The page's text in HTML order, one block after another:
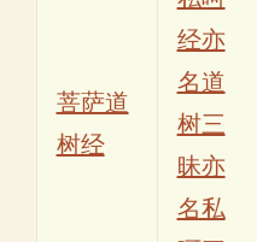
菩萨道
树经
经亦
名道
树三
昧亦
名私